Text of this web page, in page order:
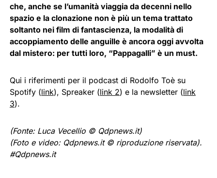
che, anche se l’umanità viaggia da decenni nello
spazio e la clonazione non è più un tema trattato
soltanto nei film di fantascienza, la modalità di
accoppiamento delle anguille è ancora oggi avvolta
dal mistero: per tutti loro, “Pappagalli” è un must.
Qui i riferimenti per il podcast di Rodolfo Toè su
Spotify (link), Spreaker (link 2) e la newsletter (link
3).
(Fonte: Luca Vecellio © Qdpnews.it)
(Foto e video: Qdpnews.it © riproduzione riservata).
#Qdpnews.it